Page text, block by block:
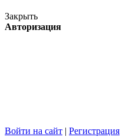
Закрыть
Авторизация
Войти на сайт | Регистрация